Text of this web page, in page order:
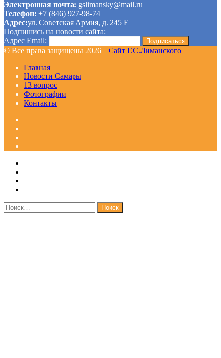
Электронная почта: gslimansky@mail.ru
Телефон: +7 (846) 927-98-74
Адрес:ул. Советская Армия, д. 245 Е
Подпишись на новости сайта:
Адрес Email:
© Все права защищены 2026 | Сайт Г.С.Лиманского
Главная
Новости Самары
13 вопрос
Фотографии
Контакты
Facebook
Google+
Одноклассники
WhatsApp
Telegram
Viber
Кнопка
«Наверх»
Закрыть
Найти: